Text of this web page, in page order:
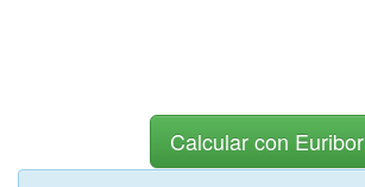
Calcular con Euribor